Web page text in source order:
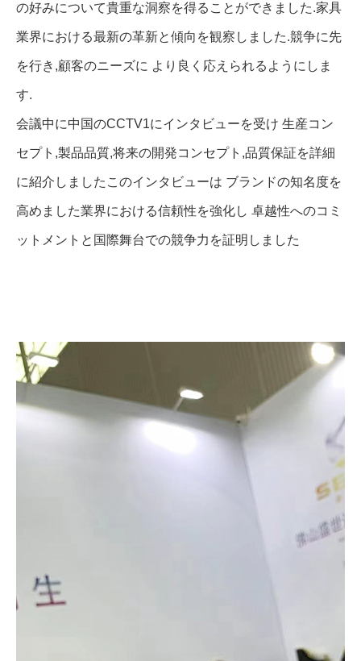
の好みについて貴重な洞察を得ることができました.家具
業界における最新の革新と傾向を観察しました.競争に先
を行き,顧客のニーズに より良く応えられるようにしま
す.
会議中に中国のCCTV1にインタビューを受け 生産コン
セプト,製品品質,将来の開発コンセプト,品質保証を詳細
に紹介しましたこのインタビューは ブランドの知名度を
高めました業界における信頼性を強化し 卓越性へのコミ
ットメントと国際舞台での競争力を証明しました